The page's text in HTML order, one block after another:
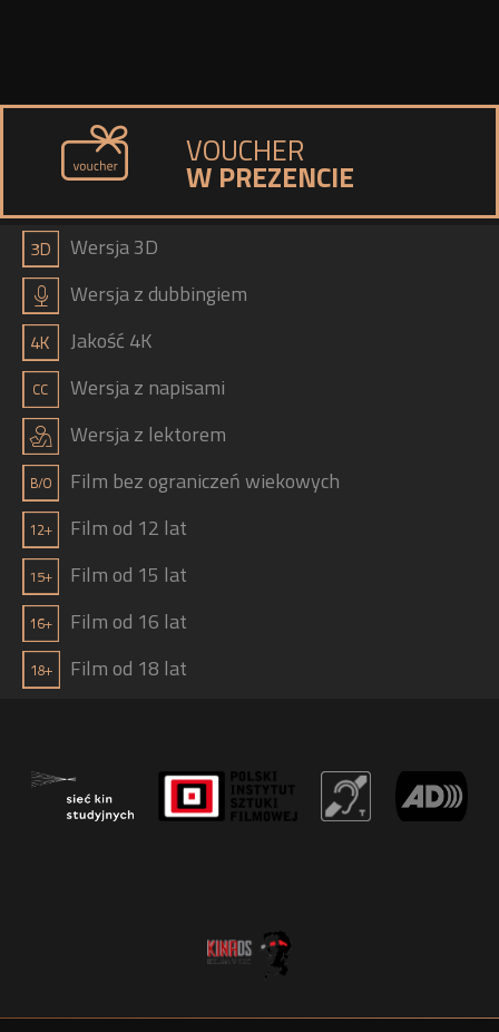
VOUCHER
W PREZENCIE
a Wersja 3D
h Wersja z dubbingiem
b Jakość 4K
g Wersja z napisami
j Wersja z lektorem
Film bez ograniczeń wiekowych
Film od 12 lat
Film od 15 lat
Film od 16 lat
Film od 18 lat